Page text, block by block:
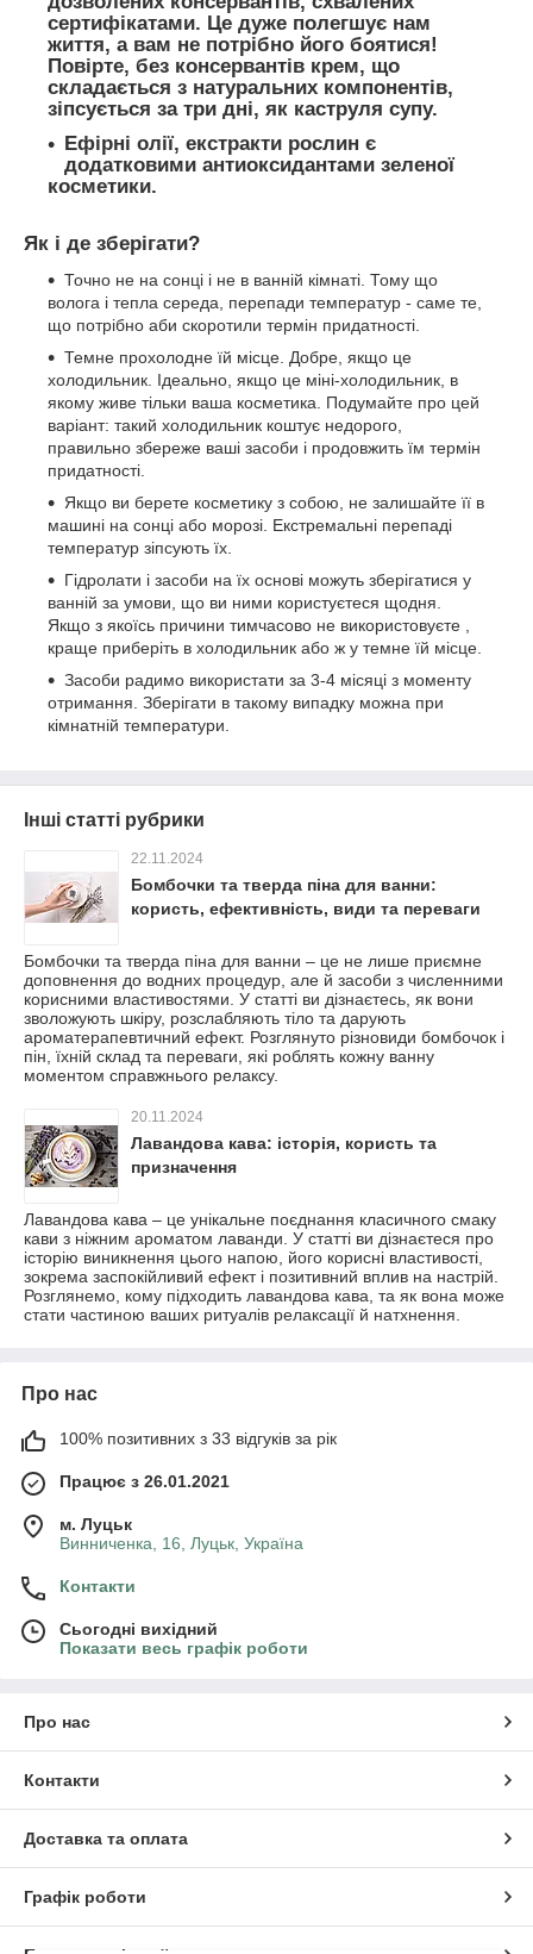
сертифікатами. Це дуже полегшує нам
життя, а вам не потрібно його боятися!
Повірте, без консервантів крем, що
складається з натуральних компонентів,
зіпсується за три дні, як каструля супу.
Ефірні олії, екстракти рослин є
додатковими антиоксидантами зеленої
косметики.
Як і де зберігати?
Точно не на сонці і не в ванній кімнаті. Тому що
волога і тепла середа, перепади температур - саме те,
що потрібно аби скоротили термін придатності.
Темне прохолодне їй місце. Добре, якщо це
холодильник. Ідеально, якщо це міні-холодильник, в
якому живе тільки ваша косметика. Подумайте про цей
варіант: такий холодильник коштує недорого,
правильно збереже ваші засоби і продовжить їм термін
придатності.⠀
Якщо ви берете косметику з собою, не залишайте її в
машині на сонці або морозі. Екстремальні перепаді
температур зіпсують їх.
Гідролати і засоби на їх основі можуть зберігатися у
ванній за умови, що ви ними користуєтеся щодня.
Якщо з якоїсь причини тимчасово не використовуєте ,
краще приберіть в холодильник або ж у темне їй місце.
Засоби радимо використати за 3-4 місяці з моменту
отримання. Зберігати в такому випадку можна при
кімнатній температури.
Інші статті рубрики
22.11.2024
Бомбочки та тверда піна для ванни:
користь, ефективність, види та переваги
Бомбочки та тверда піна для ванни – це не лише приємне
доповнення до водних процедур, але й засоби з численними
корисними властивостями. У статті ви дізнаєтесь, як вони
зволожують шкіру, розслабляють тіло та дарують
ароматерапевтичний ефект. Розглянуто різновиди бомбочок і
пін, їхній склад та переваги, які роблять кожну ванну
моментом справжнього релаксу.
20.11.2024
Лавандова кава: історія, користь та
призначення
Лавандова кава – це унікальне поєднання класичного смаку
кави з ніжним ароматом лаванди. У статті ви дізнаєтеся про
історію виникнення цього напою, його корисні властивості,
зокрема заспокійливий ефект і позитивний вплив на настрій.
Розглянемо, кому підходить лавандова кава, та як вона може
стати частиною ваших ритуалів релаксації й натхнення.
Про нас
100% позитивних з 33 відгуків за рік
Працює з 26.01.2021
м. Луцьк
Винниченка, 16, Луцьк, Україна
Контакти
Сьогодні вихідний
Показати весь графік роботи
Про нас
Контакти
Доставка та оплата
Графік роботи